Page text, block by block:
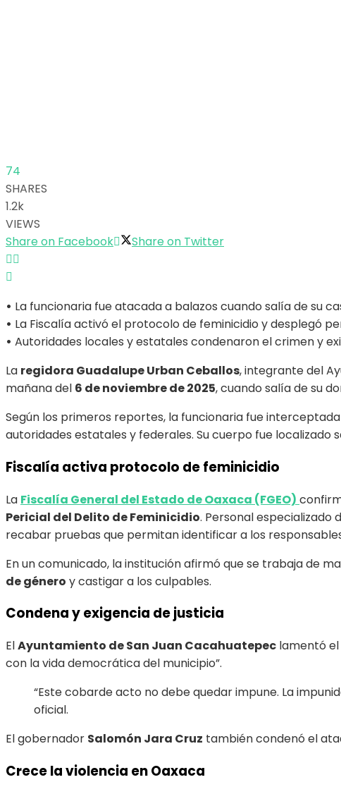
74
SHARES
1.2k
VIEWS
Share on Facebook
Share on Twitter
• La funcionaria fue atacada a balazos cuando salía de su
• La Fiscalía activó el protocolo de feminicidio y desplegó
• Autoridades locales y estatales condenaron el crimen y
La regidora Guadalupe Urban Ceballos, integrante del
mañana del 6 de noviembre de 2025, cuando salía de su
Según los primeros reportes, la funcionaria fue
autoridades estatales y federales. Su cuerpo fue localizado
Fiscalía activa protocolo de feminicidio
La Fiscalía General del Estado de Oaxaca (FGEO)
Pericial del Delito de Feminicidio. Personal especializado
recabar pruebas que permitan identificar a los
En un comunicado, la institución afirmó que se trabaja de
de género y castigar a los culpables.
Condena y exigencia de justicia
ElAyuntamiento de San Juan Cacahuatepec lamentó
con la vida democrática del municipio”.
“Este cobarde acto no debe quedar impune. La
oficial.
El gobernador Salomón Jara Cruz también condenó el
Crece la violencia en Oaxaca